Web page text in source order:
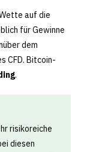
auf die
für Gewinne
dem
CFD. Bitcoin-
.
risikoreiche
diesen